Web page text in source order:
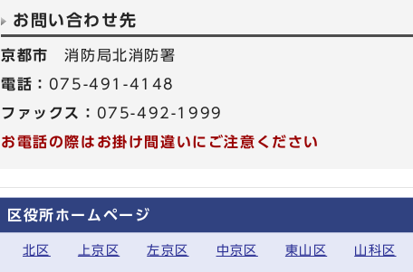
お問い合わせ先
京都市消防局北消防署
電話： 075-491-4148
ファックス： 075-492-1999
お電話の際はお掛け間違いにご注意ください
区役所ホームページ
北区 上京区 左京区 中京区 東山区 山科区